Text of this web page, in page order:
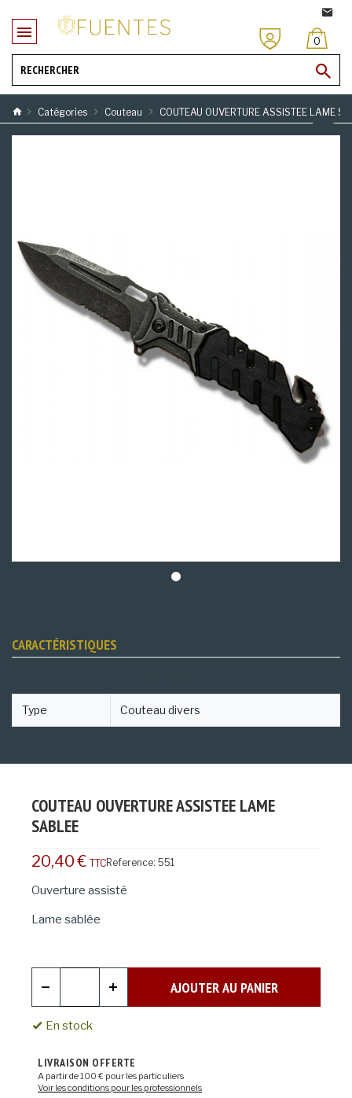
0
Catégories Couteau COUTEAU OUVERTURE ASSISTEE LAME
CARACTÉRISTIQUES
Type Couteau divers
COUTEAU OUVERTURE ASSISTEE LAME
SABLEE
20,40 € TTCReference: 551
Ouverture assisté
Lame sablée
AJOUTER AU PANIER
En stock
LIVRAISON OFFERTE
A partir de 100 € pour les particuliers
Voir les conditions pour les professionnels